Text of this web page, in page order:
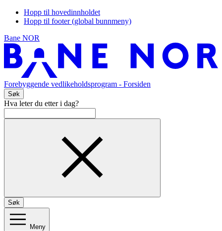
Hopp til hovedinnholdet
Hopp til footer (global bunnmeny)
Bane NOR
Forebyggende vedlikeholdsprogram - Forsiden
Søk
Hva leter du etter i dag?
Søk
Meny